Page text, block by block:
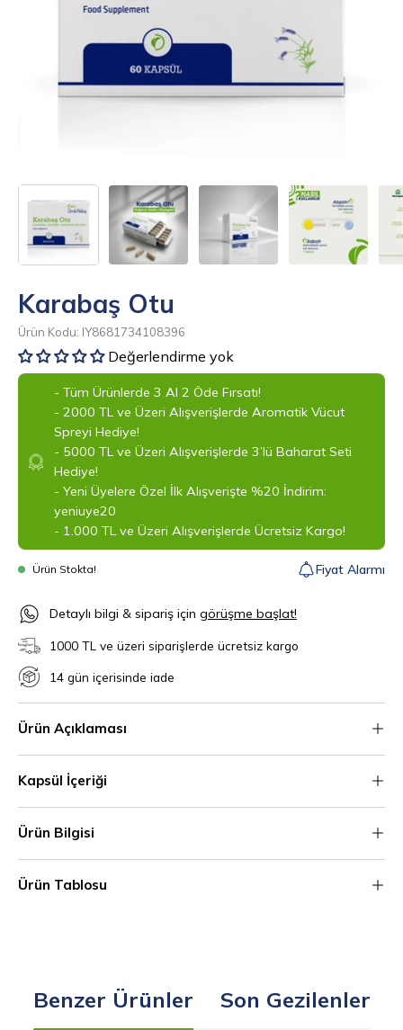
Karabaş Otu
Ürün Kodu: IY8681734108396
Değerlendirme yok
- Tüm Ürünlerde 3 Al 2 Öde Fırsatı!
- 2000 TL ve Üzeri Alışverişlerde Aromatik Vücut
Spreyi Hediye!
- 5000 TL ve Üzeri Alışverişlerde 3’lü Baharat Seti
Hediye!
- Yeni Üyelere Özel İlk Alışverişte %20 İndirim:
yeniuye20
- 1.000 TL ve Üzeri Alışverişlerde Ücretsiz Kargo!
Ürün Stokta! Fiyat Alarmı
‎Detaylı bilgi & sipariş için görüşme başlat!
1000 TL ve üzeri siparişlerde ücretsiz kargo
14 gün içerisinde iade
Ürün Açıklaması
Kapsül İçeriği
Ürün Bilgisi
Ürün Tablosu
Benzer Ürünler Son Gezilenler